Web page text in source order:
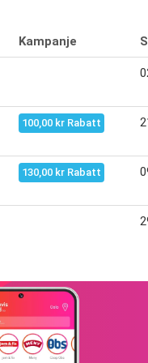
Kampanje
100,00 kr Rabatt
130,00 kr Rabatt